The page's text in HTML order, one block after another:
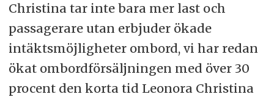
Christina tar inte bara mer last och
passagerare utan erbjuder ökade
intäktsmöjligheter ombord, vi har redan
ökat ombordförsäljningen med över 30
procent den korta tid Leonora Christina